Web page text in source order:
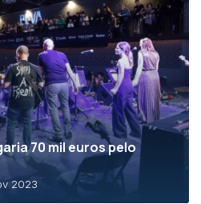
70 mil euros pelo
2023